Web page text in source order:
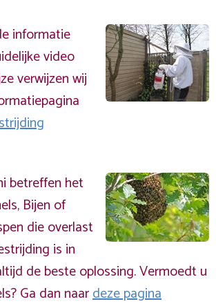
informatie
video
verwijzen wij
betreffen het
Bijen of
die overlast
is in
de beste oplossing. Vermoedt u
Ga dan naardeze pagina